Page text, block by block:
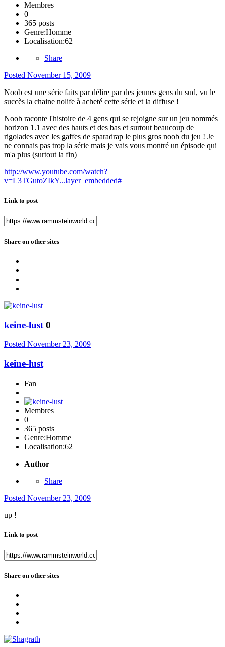
Membres
0
365 posts
Genre:Homme
Localisation:62
Share
Posted November 15, 2009
Noob est une série faits par délire par des jeunes gens du sud, vu le
succès la chaine nolife à acheté cette série et la diffuse !
Noob raconte l'histoire de 4 gens qui se rejoigne sur un jeu nommés
horizon 1.1 avec des hauts et des bas et surtout beaucoup de
rigolades avec les gaffes de sparadrap le plus gros noob du jeu ! Je
ne connais pas trop la série mais je vais vous montré un épisode qui
m'a plus (surtout la fin)
http://www.youtube.com/watch?
v=L3TGutoZIkY...layer_embedded#
Link to post
Share on other sites
keine-lust 0
Posted November 23, 2009
keine-lust
Fan
Membres
0
365 posts
Genre:Homme
Localisation:62
Author
Share
Posted November 23, 2009
up !
Link to post
Share on other sites